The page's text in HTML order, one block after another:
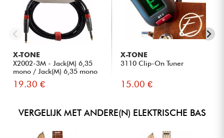
X-TONE
X2002-3M - Jack(M) 6,35
mono / Jack(M) 6,35 mono
S...
19.30 €
X-TONE
3110 Clip-On Tuner
15.00 €
VERGELIJK MET ANDERE(N) ELEKTRISCHE BAS